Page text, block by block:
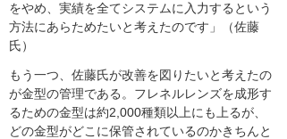
をやめ、実績を全てシステムに入力するという
方法にあらためたいと考えたのです」（佐藤
氏）
もう一つ、佐藤氏が改善を図りたいと考えたの
が金型の管理である。フレネルレンズを成形す
るための金型は約2,000種類以上にも上るが、
どの金型がどこに保管されているのかきちんと